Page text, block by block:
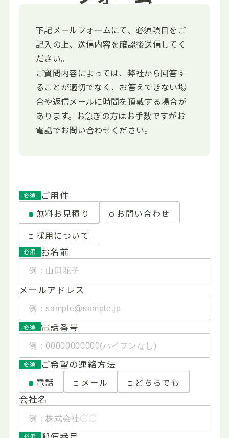
下記メールフォームにて、必須項目をご
記入の上、送信内容を確認後送信してく
ださい。
ご質問内容によっては、弊社から回答す
ることが適切でなく、お答えできない場
合や返信メールに時間を頂戴する場合が
あります。お急ぎの方はお手数ですがお
電話でお問い合わせください。
必須 ご用件
無料お見積り
お問い合わせ
採用について
必須 お名前
メールアドレス
必須 電話番号
必須 ご希望の連絡方法
電話 メール どちらでも
会社名
必須